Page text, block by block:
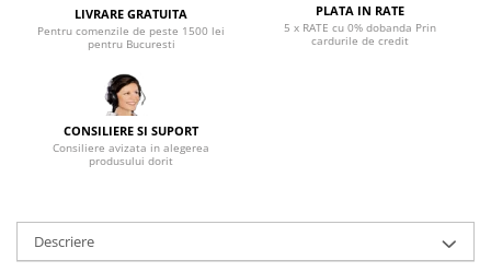
Stender haine
Suport pentru umerase
Mobilier gradinita
Mese gradinita
Set mese si scaune gradinita
Mobilier copii
LIVRARE GRATUITA
Pentru comenzile de peste 1500 lei
pentru Bucuresti
PLATA IN RATE
5 x RATE cu 0% dobanda Prin
cardurile de credit
CONSILIERE SI SUPORT
Consiliere avizata in alegerea
produsului dorit
Descriere